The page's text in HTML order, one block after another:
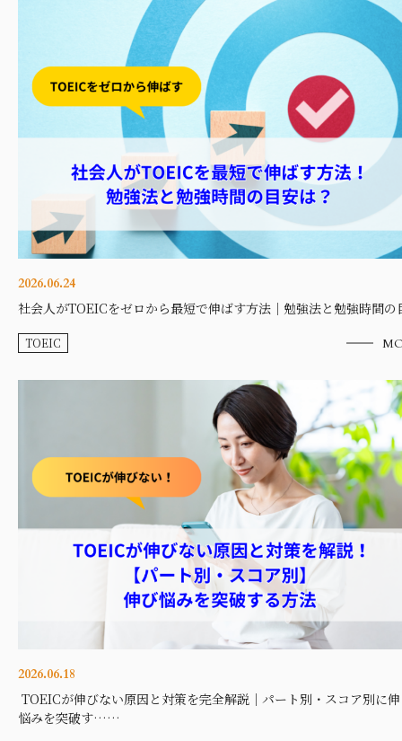
2026.06.24
社会人がTOEICをゼロから最短で伸ばす方法｜勉強法と勉強時間の
TOEIC
2026.06.18
TOEICが伸びない原因と対策を完全解説｜パート別・スコア別に
悩みを突破す……